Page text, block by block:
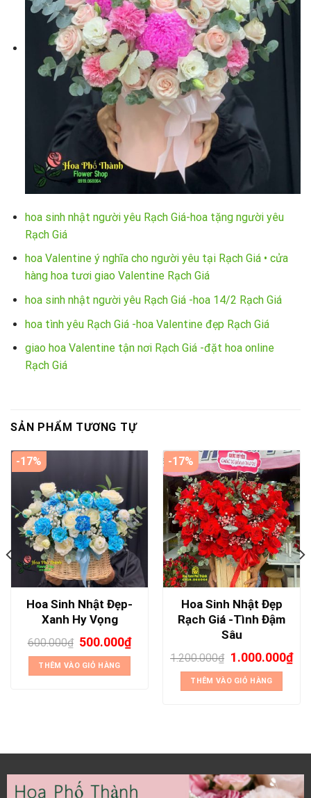
hoa sinh nhật người yêu Rạch Giá-hoa tặng người yêu
Rạch Giá
hoa Valentine ý nghĩa cho người yêu tại Rạch Giá • cửa
hàng hoa tươi giao Valentine Rạch Giá
hoa sinh nhật người yêu Rạch Giá -hoa 14/2 Rạch Giá
hoa tình yêu Rạch Giá -hoa Valentine đẹp Rạch Giá
giao hoa Valentine tận nơi Rạch Giá -đặt hoa online
Rạch Giá
SẢN PHẨM TƯƠNG TỰ
-17%
Hoa Sinh Nhật Đẹp-
Xanh Hy Vọng
600.000₫ 500.000₫
THÊM VÀO GIỎ HÀNG
-17%
Hoa Sinh Nhật Đẹp
Rạch Giá -Tình Đậm
Sâu
1.200.000₫ 1.000.000₫
THÊM VÀO GIỎ HÀNG